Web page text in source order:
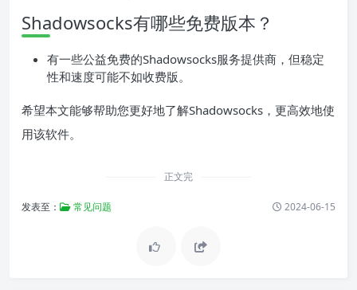
Shadowsocks有哪些免费版本？
有一些公益免费的Shadowsocks服务提供商，但稳定
性和速度可能不如收费版。
希望本文能够帮助您更好地了解Shadowsocks，更高效地使
用该软件。
正文完
发表至： 常见问题 2024-06-15